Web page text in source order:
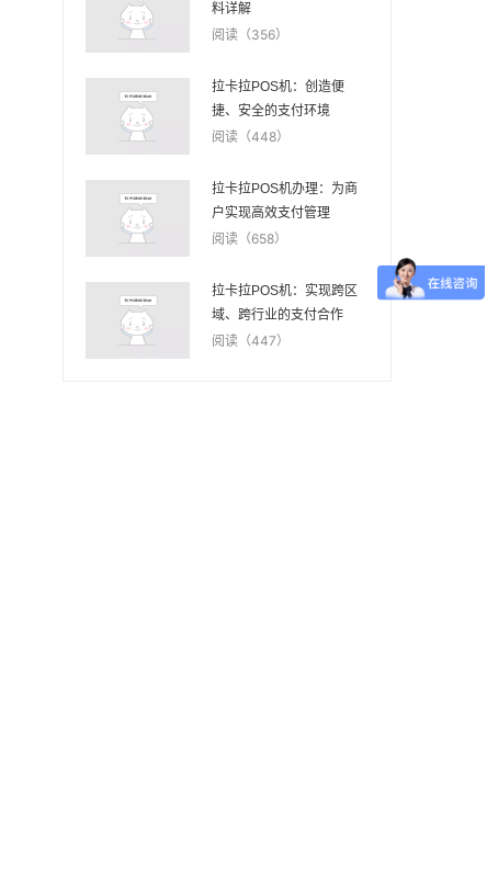
料详解
阅读（356）
拉卡拉POS机：创造便
捷、安全的支付环境
阅读（448）
拉卡拉POS机办理：为商
户实现高效支付管理
阅读（658）
拉卡拉POS机：实现跨区
域、跨行业的支付合作
阅读（447）